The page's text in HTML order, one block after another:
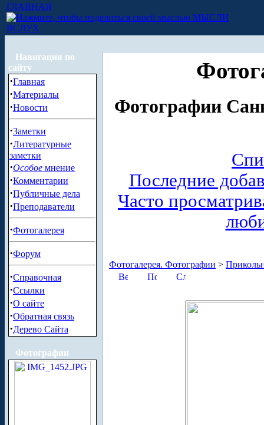
ГЛАВНАЯ
МЫСЛИ
ВСЛУХ
Навигация по
сайту
·Главная
·Материалы
·Новости
·Заметки
·Литературные
заметки
·Особое мнение
·Комментарии
·Публичные дела
·Преподаватели
·Фотогалерея
·Форум
·Справочная
·Ссылки
·О сайте
·Обратная связь
·Дерево Сайта
Фотографии
Фотографии
Последние
Часто
Фотогалерея. Фотографии >